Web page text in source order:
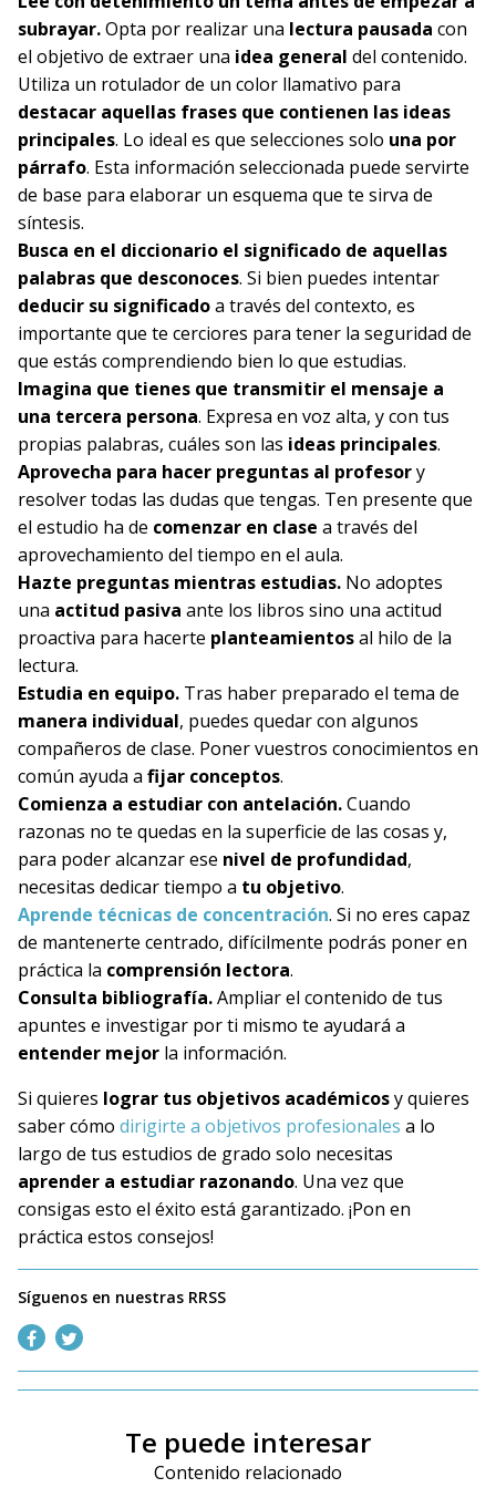
subrayar.Opta por realizar una lectura pausada con
el objetivo de extraer una idea general del contenido.
Utiliza un rotulador de un color llamativo para
destacar aquellas frases que contienen las ideas
principales. Lo ideal es que selecciones solo una por
párrafo. Esta información seleccionada puede servirte
de base para elaborar un esquema que te sirva de
síntesis.
Busca en el diccionario el significado de aquellas
palabras que desconoces. Si bien puedes intentar
deducir su significadoa través del contexto, es
importante que te cerciores para tener la seguridad de
que estás comprendiendo bien lo que estudias.
Imagina que tienes que transmitir el mensaje a
una tercera persona. Expresa en voz alta, y con tus
propias palabras, cuáles son las ideas principales.
Aprovecha para hacer preguntas al profesory
resolver todas las dudas que tengas. Ten presente que
el estudio ha de comenzar en clase a través del
aprovechamiento del tiempo en el aula.
Hazte preguntas mientras estudias. No adoptes
una actitud pasiva ante los libros sino una actitud
proactiva para hacerte planteamientosal hilo de la
lectura.
Estudia en equipo. Tras haber preparado el tema de
manera individual, puedes quedar con algunos
compañeros de clase. Poner vuestros conocimientos en
común ayuda a fijar conceptos.
Comienza a estudiar con antelación.Cuando
razonas no te quedas en la superficie de las cosas y,
para poder alcanzar ese nivel de profundidad,
necesitas dedicar tiempo a tu objetivo.
Aprende técnicas de concentración. Si no eres capaz
de mantenerte centrado, difícilmente podrás poner en
práctica la comprensión lectora.
Consulta bibliografía.Ampliar el contenido de tus
apuntes e investigar por ti mismo te ayudará a
entender mejor la información.
Si quieres lograr tus objetivos académicosy quieres
saber cómo dirigirte a objetivos profesionales a lo
largo de tus estudios de grado solo necesitas
aprender a estudiar razonando. Una vez que
consigas esto el éxito está garantizado. ¡Pon en
práctica estos consejos!
Síguenos en nuestras RRSS
Te puede interesar
Contenido relacionado